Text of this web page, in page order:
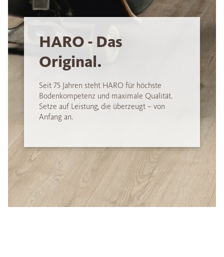
HARO - Das
Original.
Seit 75 Jahren steht HARO für höchste
Bodenkompetenz und maximale Qualität.
Setze auf Leistung, die überzeugt – von
Anfang an.